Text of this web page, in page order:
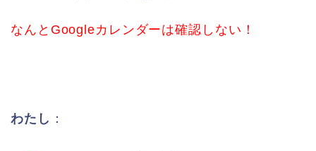
なんとGoogleカレンダーは確認しない！
わたし ：